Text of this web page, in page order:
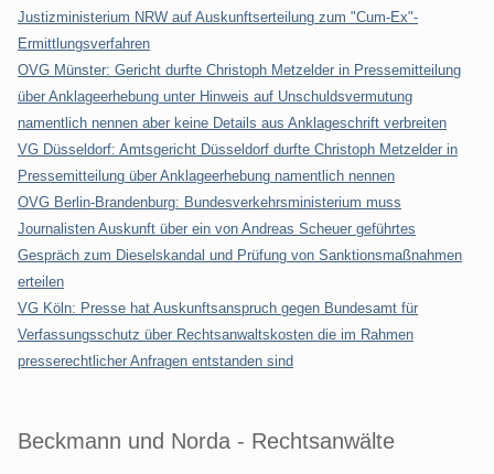
Justizministerium NRW auf Auskunftserteilung zum "Cum-Ex"-
Ermittlungsverfahren
OVG Münster: Gericht durfte Christoph Metzelder in Pressemitteilung
über Anklageerhebung unter Hinweis auf Unschuldsvermutung
namentlich nennen aber keine Details aus Anklageschrift verbreiten
VG Düsseldorf: Amtsgericht Düsseldorf durfte Christoph Metzelder in
Pressemitteilung über Anklageerhebung namentlich nennen
OVG Berlin-Brandenburg: Bundesverkehrsministerium muss
Journalisten Auskunft über ein von Andreas Scheuer geführtes
Gespräch zum Dieselskandal und Prüfung von Sanktionsmaßnahmen
erteilen
VG Köln: Presse hat Auskunftsanspruch gegen Bundesamt für
Verfassungsschutz über Rechtsanwaltskosten die im Rahmen
presserechtlicher Anfragen entstanden sind
Beckmann und Norda - Rechtsanwälte